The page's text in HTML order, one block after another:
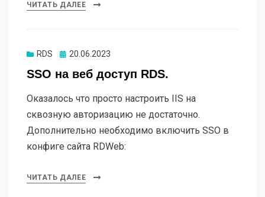
ЧИТАТЬ ДАЛЕЕ
RDS Опубликовано
20.06.2023
SSO на веб доступ RDS.
Оказалось что просто настроить IIS на
сквозную авторизацию не достаточно.
Дополнительно необходимо включить SSO в
конфиге сайта RDWeb:
ЧИТАТЬ ДАЛЕЕ